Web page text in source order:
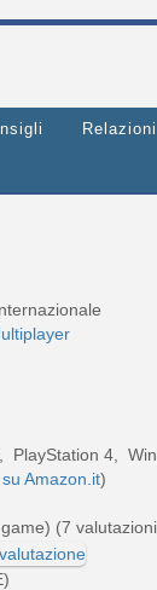
Relazioni
PlayStation 4,
Amazon.it)
(7